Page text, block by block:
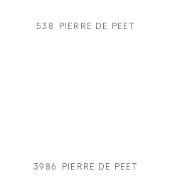
538 PIERRE DE PEET
3986 PIERRE DE PEET